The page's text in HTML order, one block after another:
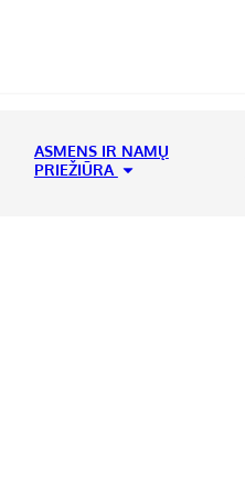
ASMENS IR NAMŲ
PRIEŽIŪRA